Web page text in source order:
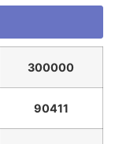
300000
90411